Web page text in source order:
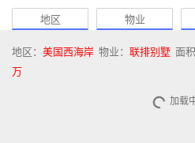
地区 物业
地区： 美国西海岸 物业： 联排别墅 面积
万
加载